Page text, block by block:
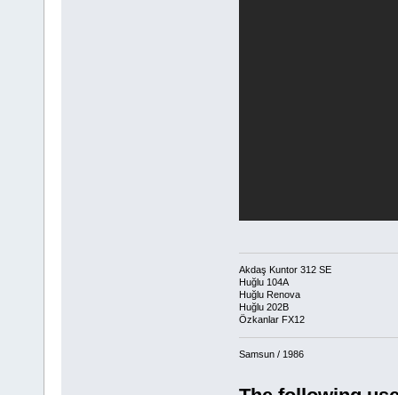
Akdaş Kuntor 312 SE
Huğlu 104A
Huğlu Renova
Huğlu 202B
Özkanlar FX12
Samsun / 1986